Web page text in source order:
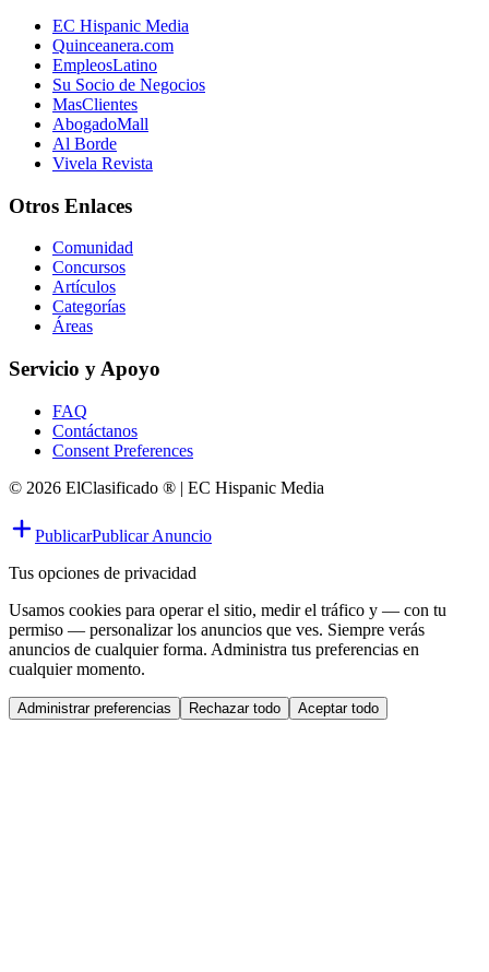
EC Hispanic Media
Quinceanera.com
EmpleosLatino
Su Socio de Negocios
MasClientes
AbogadoMall
Al Borde
Vivela Revista
Otros Enlaces
Comunidad
Concursos
Artículos
Categorías
Áreas
Servicio y Apoyo
FAQ
Contáctanos
Consent Preferences
© 2026 ElClasificado ® | EC Hispanic Media
PublicarPublicar Anuncio
Tus opciones de privacidad
Usamos cookies para operar el sitio, medir el tráfico y — con tu
permiso — personalizar los anuncios que ves. Siempre verás
anuncios de cualquier forma. Administra tus preferencias en
cualquier momento.
Administrar preferencias Rechazar todo Aceptar todo